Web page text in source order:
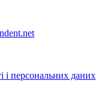
і персональних даних